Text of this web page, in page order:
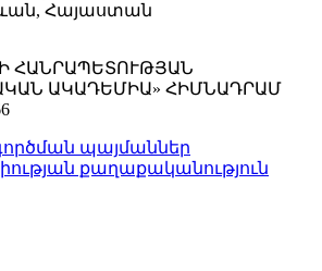
Հայաստան
ՀԱՆՐԱՊԵՏՈՒԹՅԱՆ
ԱԿԱԴԵՄԻԱ» ՀԻՄՆԱԴՐԱՄ
պայմաններ
քաղաքականություն